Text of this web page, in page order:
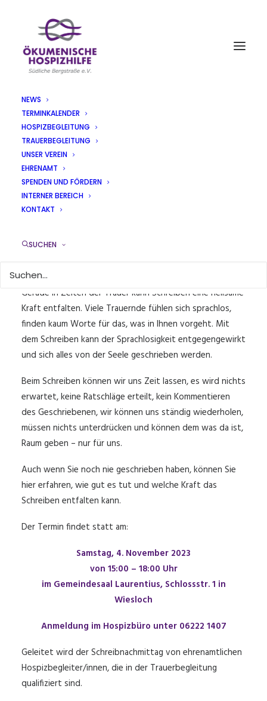
NEWS
TERMINKALENDER
HOSPIZBEGLEITUNG
TRAUERBEGLEITUNG
UNSER VEREIN
EHRENAMT
SPENDEN UND FÖRDERN
INTERNER BEREICH
KONTAKT
SUCHEN
AKTUELLES
Einladung zum Trauerseminar
Gerade in Zeiten der Trauer kann Schreiben eine heilsame
Kraft entfalten. Viele Trauernde fühlen sich sprachlos,
finden kaum Worte für das, was in Ihnen vorgeht. Mit
dem Schreiben kann der Sprachlosigkeit entgegengewirkt
und sich alles von der Seele geschrieben werden.
Beim Schreiben können wir uns Zeit lassen, es wird nichts
erwartet, keine Ratschläge erteilt, kein Kommentieren
des Geschriebenen, wir können uns ständig wiederholen,
müssen nichts unterdrücken und können dem was da ist,
Raum geben – nur für uns.
Auch wenn Sie noch nie geschrieben haben, können Sie
hier erfahren, wie gut es tut und welche Kraft das
Schreiben entfalten kann.
Der Termin findet statt am:
Samstag, 4. November 2023
von 15:00 – 18:00 Uhr
im Gemeindesaal Laurentius, Schlossstr. 1 in
Wiesloch
Anmeldung im Hospizbüro unter 06222 1407
Geleitet wird der Schreibnachmittag von ehrenamtlichen
Hospizbegleiter/innen, die in der Trauerbegleitung
qualifiziert sind.